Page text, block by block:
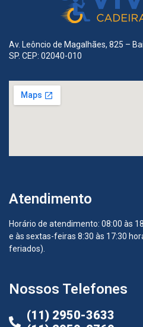
Av. Leôncio de Magalhães, 825 –
SP. CEP: 02040-010
Atendimento
Horário de atendimento: 08:00 às
e às sextas-feiras 8:30 às 17:30
feriados).
Nossos Telefones
(11) 2950-3633